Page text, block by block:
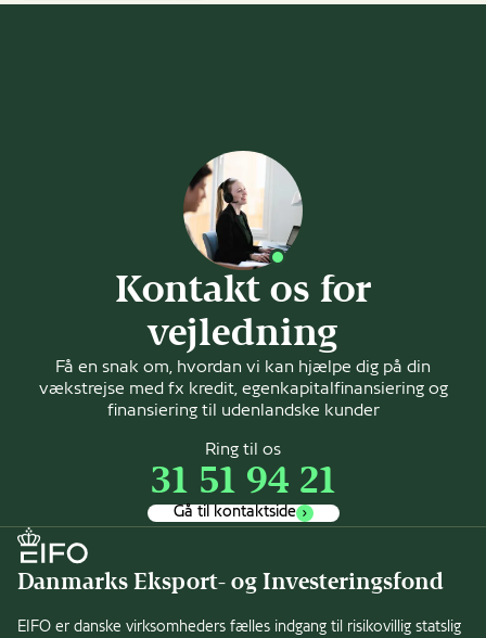
Kontakt os for
vejledning
Få en snak om, hvordan vi kan hjælpe dig på din
vækstrejse med fx kredit, egenkapitalfinansiering og
finansiering til udenlandske kunder
Ring til os
31 51 94 21
Gå til kontaktside
Danmarks Eksport- og Investeringsfond
EIFO er danske virksomheders fælles indgang til risikovillig statslig